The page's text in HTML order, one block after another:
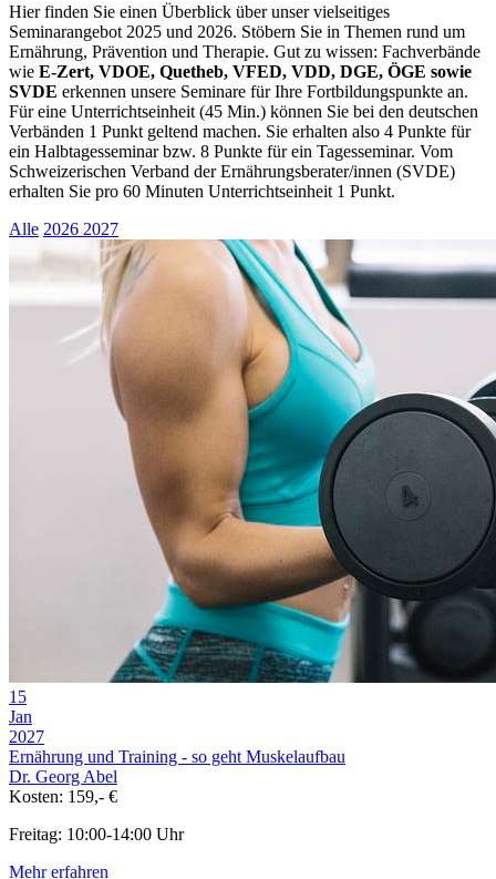
Hier finden Sie einen Überblick über unser vielseitiges
Seminarangebot 2025 und 2026. Stöbern Sie in Themen rund um
Ernährung, Prävention und Therapie. Gut zu wissen: Fachverbände
wie E-Zert, VDOE, Quetheb, VFED, VDD, DGE, ÖGE sowie
SVDE erkennen unsere Seminare für Ihre Fortbildungspunkte an.
Für eine Unterrichtseinheit (45 Min.) können Sie bei den deutschen
Verbänden 1 Punkt geltend machen. Sie erhalten also 4 Punkte für
ein Halbtagesseminar bzw. 8 Punkte für ein Tagesseminar. Vom
Schweizerischen Verband der Ernährungsberater/innen (SVDE)
erhalten Sie pro 60 Minuten Unterrichtseinheit 1 Punkt.
Alle 2026 2027
15
Jan
2027
Ernährung und Training - so geht Muskelaufbau
Dr. Georg Abel
Kosten: 159,- €
Freitag: 10:00-14:00 Uhr
Mehr erfahren